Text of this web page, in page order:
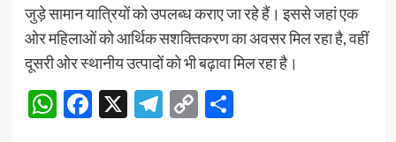
जुड़े सामान यात्रियों को उपलब्ध कराए जा रहे हैं। इससे जहां एक
ओर महिलाओं को आर्थिक सशक्तिकरण का अवसर मिल रहा है, वहीं
दूसरी ओर स्थानीय उत्पादों को भी बढ़ावा मिल रहा है।
WhatsApp
Facebook
X Telegram
CopyShare